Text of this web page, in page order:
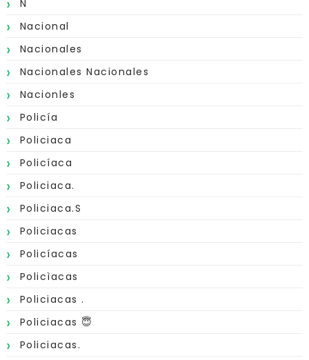
N
Nacional
Nacionales
Nacionales Nacionales
Nacionles
Policía
Policiaca
Policíaca
Policiaca.
Policiaca.s
Policiacas
Policíacas
Policìacas
Policiacas .
Policiacas 😇
Policiacas.